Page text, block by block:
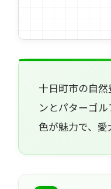
十日町市の自
ンとパターゴ
色が魅力で、愛